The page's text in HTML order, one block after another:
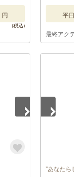
円 平日
最終アク
”あなたら